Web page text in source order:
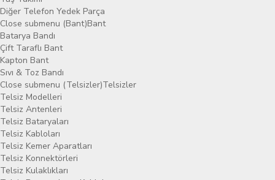
Diğer Telefon Yedek Parça
Close submenu (Bant)Bant
Batarya Bandı
Çift Taraflı Bant
Kapton Bant
Sıvı & Toz Bandı
Close submenu (Telsizler)Telsizler
Telsiz Modelleri
Telsiz Antenleri
Telsiz Bataryaları
Telsiz Kabloları
Telsiz Kemer Aparatları
Telsiz Konnektörleri
Telsiz Kulaklıkları